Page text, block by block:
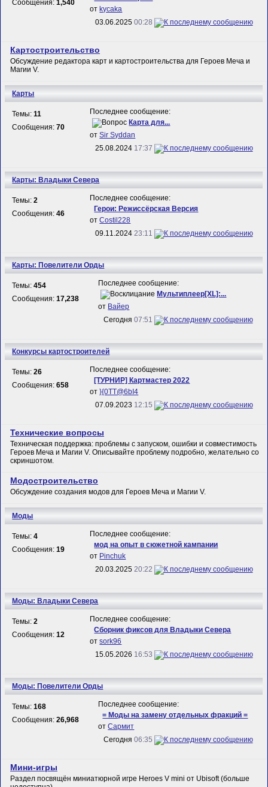
Сообщения:1,540
отkycaka
03.06.2025 00:28
Картостроительство
Обсуждение редактора карт и картостроительства для Героев Меча и
Магии V.
Карты
Темы:11
Сообщения:70
Последнее сообщение:
Карта для...
отSir Syddan
25.08.2024 17:37
Карты: Владыки Севера
Темы:2
Сообщения:46
Последнее сообщение:
Герои: Режиссёрская Версия
отCostil228
09.11.2024 23:11
Карты: Повелители Орды
Темы:454
Сообщения:17,238
Последнее сообщение:
Мультиплеер[XL]:...
от Вайер
Сегодня 07:51
Конкурсы картостроителей
Темы:26
Сообщения:658
Последнее сообщение:
[ТУРНИР] Картмастер 2022
от}{0TT@6bI4
07.09.2023 12:15
Технические вопросы
Техническая поддержка: проблемы с запуском, ошибки и совместимость
Героев Меча и Магии V. Описывайте проблему подробно, желательно со
скриншотом.
Модостроительство
Обсуждение создания модов для Героев Меча и Магии V.
Моды
Темы:4
Сообщения:19
Последнее сообщение:
мод на опыт в сюжетной кампании
от Pinchuk
20.03.2025 20:22
Моды: Владыки Севера
Темы:2
Сообщения:12
Последнее сообщение:
Сборник фиксов для Владыки Севера
отsork96
15.05.2026 16:53
Моды: Повелители Орды
Темы:168
Сообщения:26,968
Последнее сообщение:
= Моды на замену отдельных фракций =
отСармит
Сегодня 06:35
Мини-игры
Раздел посвящён миниатюрной игре Heroes V mini от Ubisoft (больше